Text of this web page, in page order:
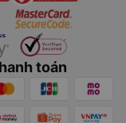
toán